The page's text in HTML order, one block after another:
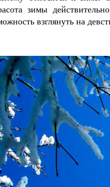
зимы
взглянуть на